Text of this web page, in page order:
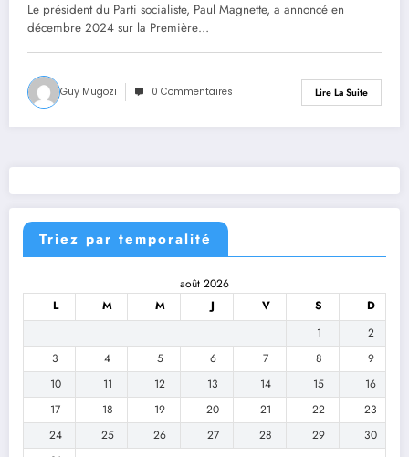
Le président du Parti socialiste, Paul Magnette, a annoncé en
décembre 2024 sur la Première…
Guy Mugozi 0 Commentaires Lire La Suite
Triez par temporalité
août 2026
L
M M J V S
D
1
2
3
4 5 6 7 8
9
10
11 12 13 14 15
16
17
18 19 20 21 22
23
24
25 26 27 28 29
30